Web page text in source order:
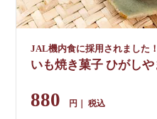
JAL機内食に採用されました！
いも焼き菓子 ひがし
880 税込